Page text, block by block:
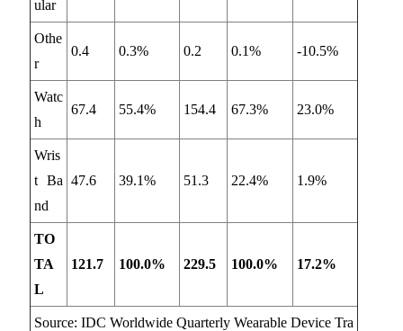
ular
Othe
r
0.4 0.3% 0.2 0.1% -10.5%
Watc
h
67.4 55.4% 154.4 67.3% 23.0%
Wris
t Ba
nd
47.6 39.1% 51.3 22.4% 1.9%
TO
TA
L
121.7 100.0% 229.5 100.0% 17.2%
Source: IDC Worldwide Quarterly Wearable Device Tra